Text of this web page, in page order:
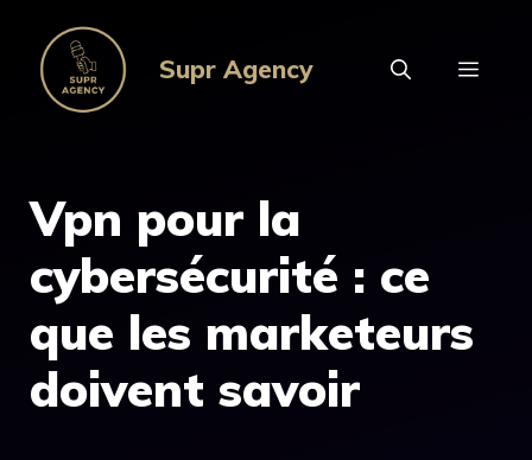
contenu
Supr Agency
Vpn pour la
cybersécurité : ce
que les marketeurs
doivent savoir